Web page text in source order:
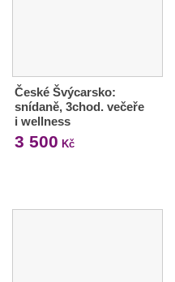
České Švýcarsko:
snídaně, 3chod. večeře
i wellness
3 500 Kč